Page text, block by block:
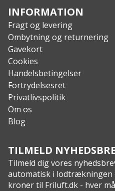
INFORMATION
Fragt og levering
Ombytning og returnering
Gavekort
Cookies
Handelsbetingelser
Fortrydelsesret
Privatlivspolitik
Om os
Blog
TILMELD
Tilmeld dig vores
automatisk i lodtrækningen
kroner til Friluft.dk - hver